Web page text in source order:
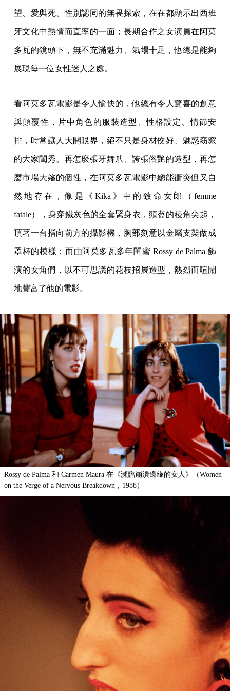
望、愛與死、性別認同的無畏探索，在在都顯示出西班
牙文化中熱情而直率的一面；長期合作之女演員在阿莫
多瓦的鏡頭下，無不充滿魅力、氣場十足，他總是能夠
展現每一位女性迷人之處。
看阿莫多瓦電影是令人愉快的，他總有令人驚喜的創意
與顛覆性，片中角色的服裝造型、性格設定、情節安
排，時常讓人大開眼界，絕不只是身材佼好、魅惑窈窕
的大家閨秀。再怎麼張牙舞爪、誇張俗艷的造型，再怎
麼市場大嬸的個性，在阿莫多瓦電影中總能衝突但又自
然地存在，像是《Kika》中的致命女郎（femme
fatale），身穿鐵灰色的全套緊身衣，頭盔的稜角尖起，
頂著一台指向前方的攝影機，胸部刻意以金屬支架做成
罩杯的模樣；而由阿莫多瓦多年閨蜜 Rossy de Palma 飾
演的女角們，以不可思議的花枝招展造型，熱烈而喧鬧
地豐富了他的電影。
Rossy de Palma 和 Carmen Maura 在《瀕臨崩潰邊緣的女人》（Women
on the Verge of a Nervous Breakdown，1988）